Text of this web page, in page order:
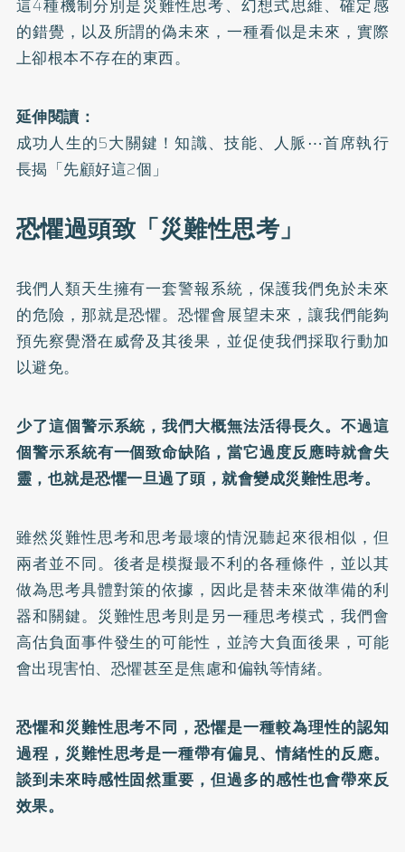
這4種機制分別是災難性思考、幻想式思維、確定感
的錯覺，以及所謂的偽未來，一種看似是未來，實際
上卻根本不存在的東西。
延伸閱讀：
成功人生的5大關鍵！知識、技能、人脈⋯首席執行
長揭「先顧好這2個」
恐懼過頭致「災難性思考」
我們人類天生擁有一套警報系統，保護我們免於未來
的危險，那就是恐懼。恐懼會展望未來，讓我們能夠
預先察覺潛在威脅及其後果，並促使我們採取行動加
以避免。
少了這個警示系統，我們大概無法活得長久。不過這
個警示系統有一個致命缺陷，當它過度反應時就會失
靈，也就是恐懼一旦過了頭，就會變成災難性思考。
雖然災難性思考和思考最壞的情況聽起來很相似，但
兩者並不同。後者是模擬最不利的各種條件，並以其
做為思考具體對策的依據，因此是替未來做準備的利
器和關鍵。災難性思考則是另一種思考模式，我們會
高估負面事件發生的可能性，並誇大負面後果，可能
會出現害怕、恐懼甚至是焦慮和偏執等情緒。
恐懼和災難性思考不同，恐懼是一種較為理性的認知
過程，災難性思考是一種帶有偏見、情緒性的反應。
談到未來時感性固然重要，但過多的感性也會帶來反
效果。